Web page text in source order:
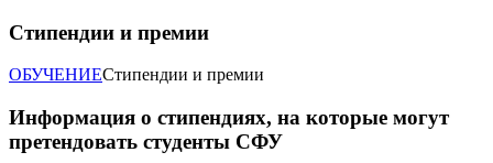
Стипендии и премии
ОБУЧЕНИЕСтипендии и премии
Информация о стипендиях, на которые могут
претендовать студенты СФУ